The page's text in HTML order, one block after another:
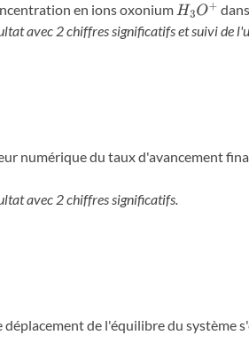
en ions oxoniumH3O+
avec 2 chiffres significatifs et suivi de
numérique du taux d'avancement
avec 2 chiffres significatifs.
déplacement de l'équilibre du système